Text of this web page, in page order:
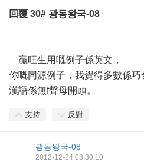
回覆 30# 광동왕국-08
贏旺生用嘅例子係英文，
你嘅同源例子，我覺得多數係
漢語係無f聲母開頭。
支持 反對
광동왕국-08
2012-12-24 03:30:10